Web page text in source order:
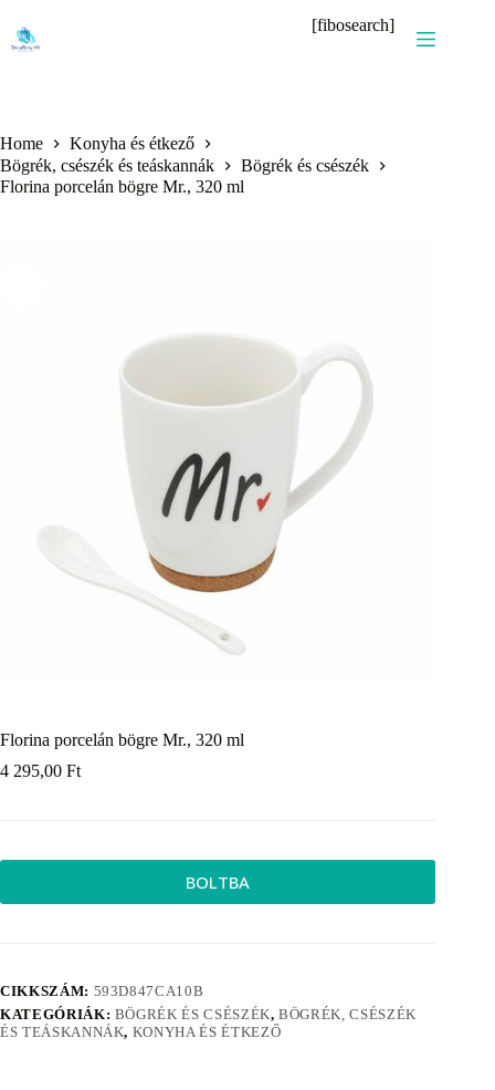
content
[fibosearch]
Home
Konyha és étkező
Bögrék, csészék és teáskannák
Bögrék és csészék
Florina porcelán bögre Mr., 320 ml
Florina porcelán bögre Mr., 320 ml
4 295,00 Ft
BOLTBA
CIKKSZÁM: 593D847CA10B
KATEGÓRIÁK: BÖGRÉK ÉS CSÉSZÉK,BÖGRÉK, CSÉSZÉK
ÉS TEÁSKANNÁK, KONYHA ÉS ÉTKEZŐ